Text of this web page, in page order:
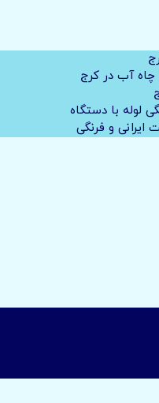
چاه آب در کرج
با دستگاه
و فرنگی